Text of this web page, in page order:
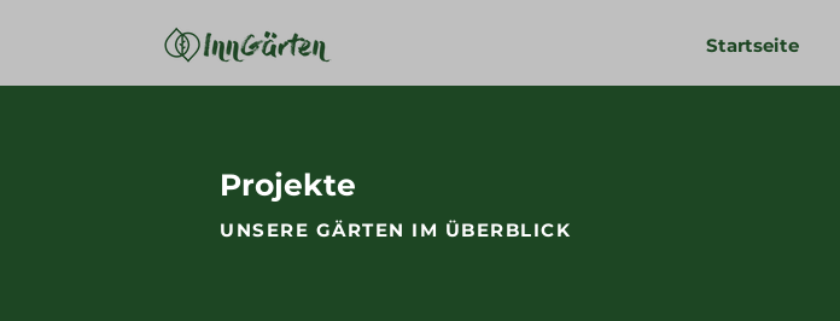
Startseite
Projekte
UNSERE GÄRTEN IM ÜBERBLICK